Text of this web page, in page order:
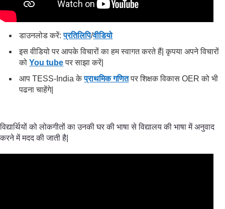
डाउनलोड करें:प्रतिलिपि/वीडियो
इस वीडियो पर आपके विचारों का हम स्वागत करते हैं| कृपया अपने विचारों
कोYou tubeपर साझा करें|
आप TESS-India केप्राथमिक गणितपर शिक्षक विकास OER को भी
पढना चाहेंगे|
विद्यार्थियों को लोकगीतों का उनकी घर की भाषा से विद्यालय की भाषा में अनुवाद
करने में मदद की जाती है|